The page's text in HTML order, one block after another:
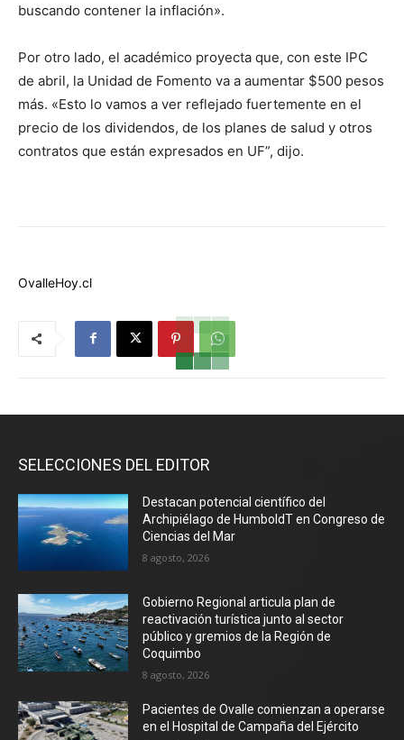
buscando contener la inflación».
Por otro lado, el académico proyecta que, con este IPC
de abril, la Unidad de Fomento va a aumentar $500 pesos
más. «Esto lo vamos a ver reflejado fuertemente en el
precio de los dividendos, de los planes de salud y otros
contratos que están expresados en UF”, dijo.
OvalleHoy.cl
SELECCIONES DEL EDITOR
Destacan potencial científico del
Archipiélago de HumboldT en Congreso de
Ciencias del Mar
8 agosto, 2026
Gobierno Regional articula plan de
reactivación turística junto al sector
público y gremios de la Región de
Coquimbo
8 agosto, 2026
Pacientes de Ovalle comienzan a operarse
en el Hospital de Campaña del Ejército